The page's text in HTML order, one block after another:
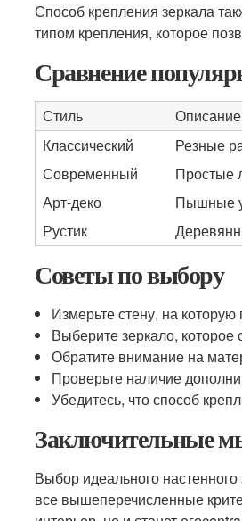
Способ крепления зеркала
типом крепления, которое
Сравнение
Стиль Описание
Классический
Резные
Современный
Простые
Арт-деко
Пышные
Рустик
Советы по выбору
Измерьте стену, на которую
Выберите зеркало, которое
Обратите внимание на
Проверьте наличие
Убедитесь, что способ
Заключительные
Выбор идеального
все вышеперечисленные